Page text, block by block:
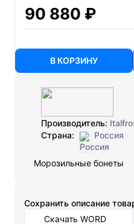
90 880 ₽
В КОРЗИНУ
Производитель:
Страна:
Россия
Морозильные бонеты
Cохранить описание
Скачать WORD